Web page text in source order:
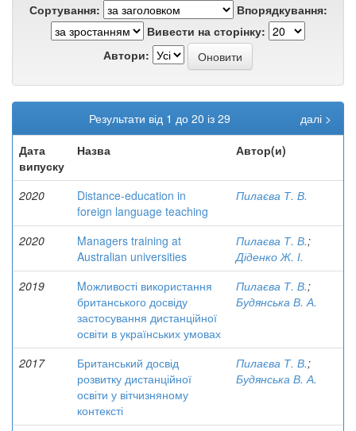
Сортування:
Впорядкування:
Вивести на сторінку:
Автори:
Результати від 1 до 20 із 29
далі >
Дата
випуску
Назва Автор(и)
2020
Distance-education in
foreign language teaching
Пилаєва Т. В.
2020
Managers training at
Australian universities
Пилаєва Т. В.;
Діденко Ж. І.
2019
Mожливості використання
британського досвіду
застосування дистанційної
освіти в українських умовах
Пилаєва Т. В.;
Будянська В. А.
2017
Британський досвід
розвитку дистанційної
освіти у вітчизняному
контексті
Пилаєва Т. В.;
Будянська В. А.